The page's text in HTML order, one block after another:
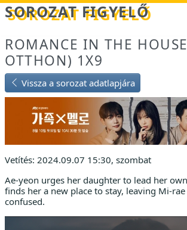
Betöltés...
SOROZAT FIGYELŐ
ROMANCE IN THE
OTTHON) 1X9
Vissza a sorozat adatlapjára
Vetítés: 2024.09.07 15:30, szombat
Ae-yeon urges her daughter to lead her
finds her a new place to stay, leaving Mi-
confused.